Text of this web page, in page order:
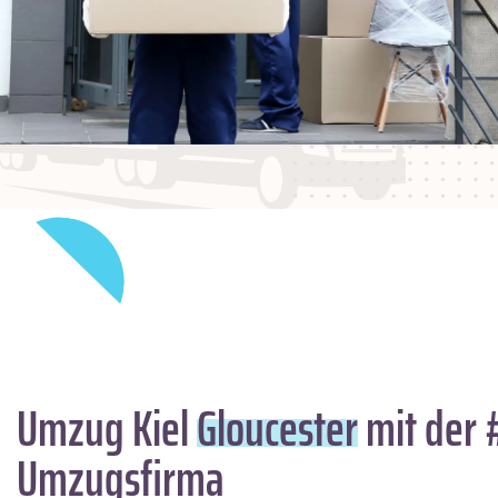
Umzug KielGloucestermit der
Umzugsfirma